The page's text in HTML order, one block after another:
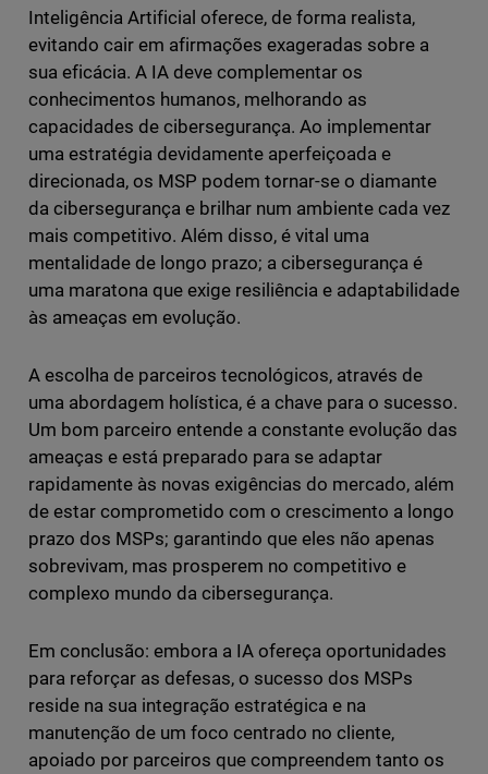
Inteligência Artificial oferece, de forma realista,
evitando cair em afirmações exageradas sobre a
sua eficácia. A IA deve complementar os
conhecimentos humanos, melhorando as
capacidades de cibersegurança. Ao implementar
uma estratégia devidamente aperfeiçoada e
direcionada, os MSP podem tornar-se o diamante
da cibersegurança e brilhar num ambiente cada vez
mais competitivo. Além disso, é vital uma
mentalidade de longo prazo; a cibersegurança é
uma maratona que exige resiliência e adaptabilidade
às ameaças em evolução.
A escolha de parceiros tecnológicos, através de
uma abordagem holística, é a chave para o sucesso.
Um bom parceiro entende a constante evolução das
ameaças e está preparado para se adaptar
rapidamente às novas exigências do mercado, além
de estar comprometido com o crescimento a longo
prazo dos MSPs; garantindo que eles não apenas
sobrevivam, mas prosperem no competitivo e
complexo mundo da cibersegurança.
Em conclusão: embora a IA ofereça oportunidades
para reforçar as defesas, o sucesso dos MSPs
reside na sua integração estratégica e na
manutenção de um foco centrado no cliente,
apoiado por parceiros que compreendem tanto os